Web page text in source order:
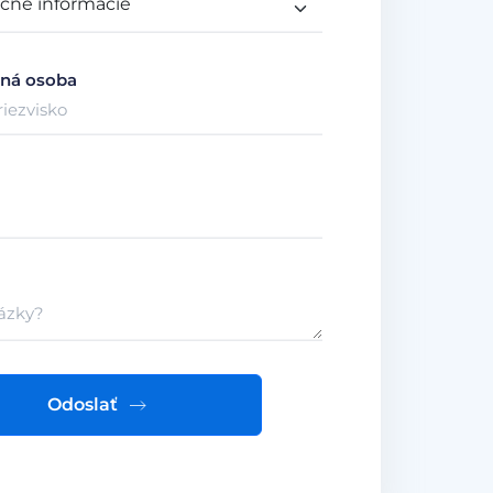
osoba
Odoslať